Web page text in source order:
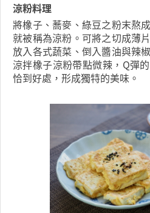
涼粉料理
將橡子、蕎麥、綠豆之粉末熬
就被稱為涼粉。可將之切成薄
放入各式蔬菜、倒入醬油與辣
涼拌橡子涼粉帶點微辣，Q彈
恰到好處，形成獨特的美味。